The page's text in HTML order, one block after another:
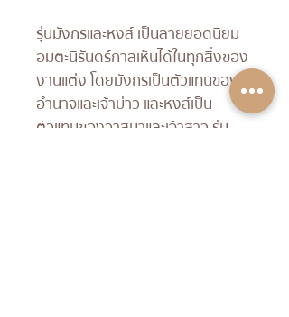
รุ่นมังกรและหงส์เป็นลายยอดนิยม
อมตะนิรันดร์กาลเห็นได้ในทุกสิ่งของ
งานแต่ง โดยมังกรเป็นตัวแทนของ
อำนาจและเจ้าบ่าว และหงส์เป็น
ตัวแทนของวาสนาและเจ้าสาว ร่ม